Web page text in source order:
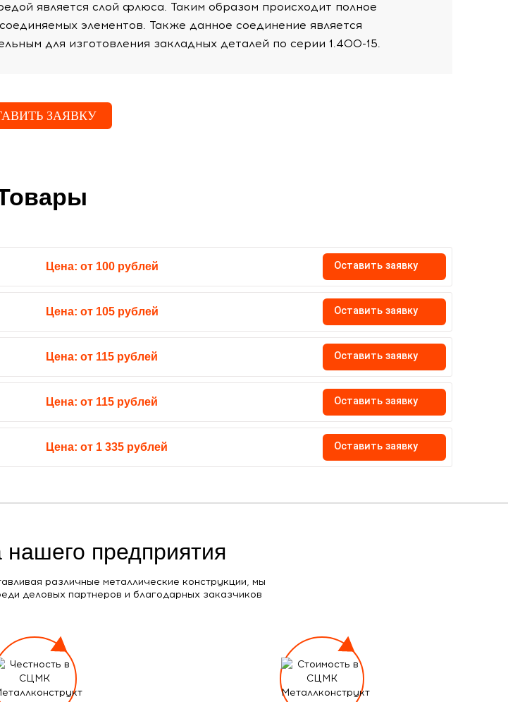
является слой флюса. Таким образом происходит полное
элементов. Также данное соединение является
для изготовления закладных деталей по серии 1.400-15.
ЗАЯВКУ
Цена: от 100 рублей Оставить заявку
Цена: от 105 рублей Оставить заявку
Цена: от 115 рублей Оставить заявку
Цена: от 115 рублей Оставить заявку
Цена: от 1 335 рублей Оставить заявку
предприятия
различные металлические конструкции, мы
деловых партнеров и благодарных заказчиков